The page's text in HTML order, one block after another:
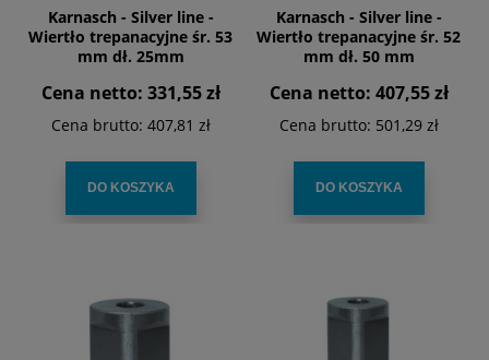
Karnasch - Silver line -
Wiertło trepanacyjne śr. 53
mm dł. 25mm
Cena netto: 331,55 zł
Cena brutto: 407,81 zł
DO KOSZYKA
Karnasch - Silver line -
Wiertło trepanacyjne śr. 52
mm dł. 50 mm
Cena netto: 407,55 zł
Cena brutto: 501,29 zł
DO KOSZYKA